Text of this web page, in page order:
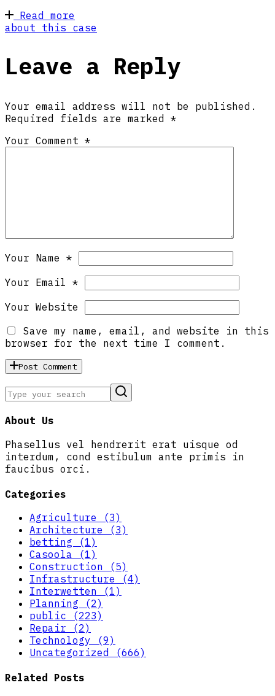
Read more
about this case
Leave a Reply
Your email address will not be published.
Required fields are marked *
Your Comment *
Your Name *
Your Email *
Your Website
Save my name, email, and website in this
browser for the next time I comment.
Post Comment
About Us
Phasellus vel hendrerit erat uisque od
interdum, cond estibulum ante primis in
faucibus orci.
Categories
Agriculture (3)
Architecture (3)
betting (1)
Casoola (1)
Construction (5)
Infrastructure (4)
Interwetten (1)
Planning (2)
public (223)
Repair (2)
Technology (9)
Uncategorized (666)
Related Posts